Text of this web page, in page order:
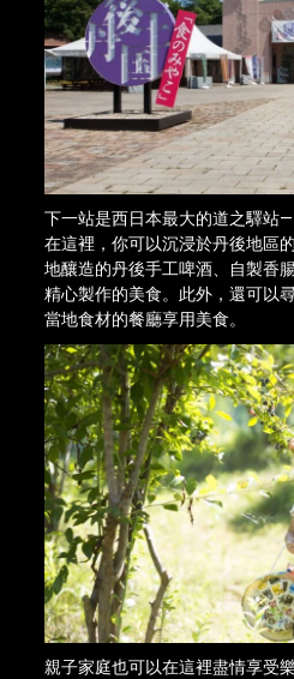
下一站是西日本最大的道之驛站
在這裡，你可以沉浸於丹後地區
地釀造的丹後手工啤酒、自製香
精心製作的美食。此外，還可以
當地食材的餐廳享用美食。
親子家庭也可以在這裡盡情享受